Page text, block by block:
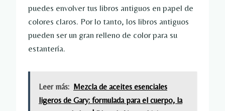
puedes envolver tus libros antiguos en papel de
colores claros. Por lo tanto, los libros antiguos
pueden ser un gran relleno de color para su
estantería.
Leer más: Mezcla de aceites esenciales
ligeros de Gary: formulada para el cuerpo, la